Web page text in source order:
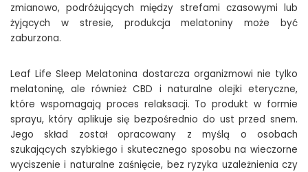
zmianowo, podróżujących między strefami czasowymi lub
żyjących w stresie, produkcja melatoniny może być
zaburzona.
Leaf Life Sleep Melatonina dostarcza organizmowi nie tylko
melatoninę, ale również CBD i naturalne olejki eteryczne,
które wspomagają proces relaksacji. To produkt w formie
sprayu, który aplikuje się bezpośrednio do ust przed snem.
Jego skład został opracowany z myślą o osobach
szukających szybkiego i skutecznego sposobu na wieczorne
wyciszenie i naturalne zaśnięcie, bez ryzyka uzależnienia czy